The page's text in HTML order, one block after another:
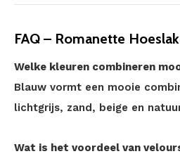
FAQ – Romanette
Welke kleuren combineren
Blauw vormt een mooie
lichtgrijs, zand, beige en
Wat is het voordeel van